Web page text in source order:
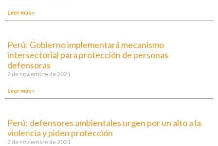
Leer más »
Perú: Gobierno implementará mecanismo
intersectorial para protección de personas
defensoras
2 de noviembre de 2021
Leer más »
Perú: defensores ambientales urgen por un alto a la
violencia y piden protección
2 de noviembre de 2021